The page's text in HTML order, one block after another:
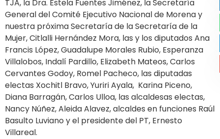
TJA, la Dra. Estela Fuentes Jiménez, la Secretaría
General del Comité Ejecutivo Nacional de Morena y
nuestra próxima Secretaría de la Secretaría de la
Mujer, Citlalli Hernández Mora, las y los diputados Ana
Francis López, Guadalupe Morales Rubio, Esperanza
Villalobos, Indalí Pardillo, Elizabeth Mateos, Carlos
Cervantes Godoy, Romel Pacheco, las diputadas
electas Xochitl Bravo, Yuriri Ayala, Karina Piceno,
Diana Barragán, Carlos Ulloa, las alcaldesas electas,
Nancy Núñez, Aleida Alavez, alcaldes en funciones Raúl
Basulto Luviano y el presidente del PT, Ernesto
Villareal.